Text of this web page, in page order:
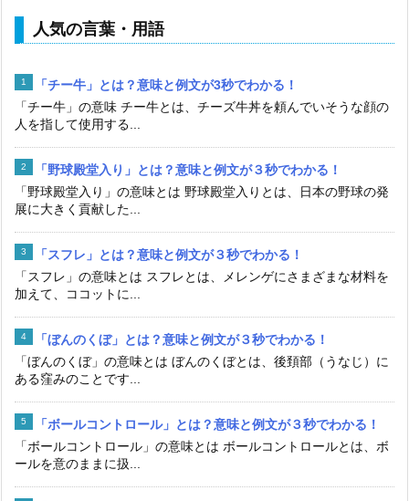
人気の言葉・用語
「チー牛」とは？意味と例文が3秒でわかる！
「チー牛」の意味 チー牛とは、チーズ牛丼を頼んでいそうな顔の
人を指して使用する...
「野球殿堂入り」とは？意味と例文が３秒でわかる！
「野球殿堂入り」の意味とは 野球殿堂入りとは、日本の野球の発
展に大きく貢献した...
「スフレ」とは？意味と例文が３秒でわかる！
「スフレ」の意味とは スフレとは、メレンゲにさまざまな材料を
加えて、ココットに...
「ぼんのくぼ」とは？意味と例文が３秒でわかる！
「ぼんのくぼ」の意味とは ぼんのくぼとは、後頚部（うなじ）に
ある窪みのことです...
「ボールコントロール」とは？意味と例文が３秒でわかる！
「ボールコントロール」の意味とは ボールコントロールとは、ボ
ールを意のままに扱...